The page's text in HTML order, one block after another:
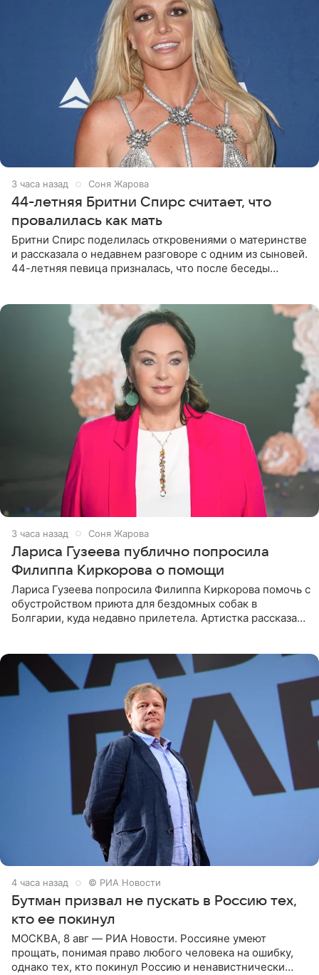
3 часа назад Соня Жарова
44-летняя Бритни Спирс считает, что
провалилась как мать
Бритни Спирс поделилась откровениями о материнстве
и рассказала о недавнем разговоре с одним из сыновей.
44-летняя певица призналась, что после беседы
3 часа назад Соня Жарова
Лариса Гузеева публично попросила
Филиппа Киркорова о помощи
Лариса Гузеева попросила Филиппа Киркорова помочь с
обустройством приюта для бездомных собак в
Болгарии, куда недавно прилетела. Артистка рассказала
4 часа назад © РИА Новости
Бутман призвал не пускать в Россию тех,
кто ее покинул
МОСКВА, 8 авг — РИА Новости. Россияне умеют
прощать, понимая право любого человека на ошибку,
однако тех, кто покинул Россию и ненавистнически